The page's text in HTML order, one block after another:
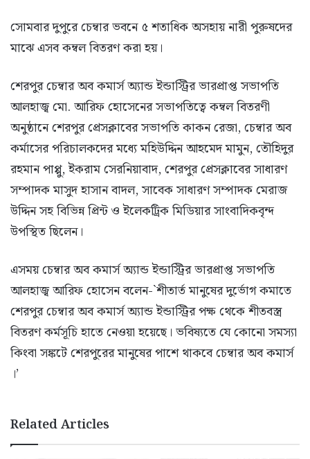
সোমবার দুপুরে চেম্বার ভবনে ৫ শতাধিক অসহায় নারী পুরুষদের
মাঝে এসব কম্বল বিতরণ করা হয়।
শেরপুর চেম্বার অব কমার্স অ্যান্ড ইন্ডাস্ট্রির ভারপ্রাপ্ত সভাপতি
আলহাজ্ব মো. আরিফ হোসেনের সভাপতিত্বে কম্বল বিতরণী
অনুষ্ঠানে শেরপুর প্রেসক্লাবের সভাপতি কাকন রেজা, চেম্বার অব
কর্মাসের পরিচালকদের মধ্যে মহিউদ্দিন আহমেদ মামুন, তৌহিদুর
রহমান পাপ্পু, ইকরাম সেরনিয়াবাদ, শেরপুর প্রেসক্লাবের সাধারণ
সম্পাদক মাসুদ হাসান বাদল, সাবেক সাধারণ সম্পাদক মেরাজ
উদ্দিন সহ বিভিন্ন প্রিন্ট ও ইলেকট্রিক মিডিয়ার সাংবাদিকবৃন্দ
উপস্থিত ছিলেন।
এসময় চেম্বার অব কমার্স অ্যান্ড ইন্ডাস্ট্রির ভারপ্রাপ্ত সভাপতি
আলহাজ্ব আরিফ হোসেন বলেন-`শীতার্ত মানুষের দুর্ভোগ কমাতে
শেরপুর চেম্বার অব কমার্স অ্যান্ড ইন্ডাস্ট্রির পক্ষ থেকে শীতবস্ত্র
বিতরণ কর্মসূচি হাতে নেওয়া হয়েছে। ভবিষ্যতে যে কোনো সমস্যা
কিংবা সঙ্কটে শেরপুরের মানুষের পাশে থাকবে চেম্বার অব কমার্স
।’
Related Articles